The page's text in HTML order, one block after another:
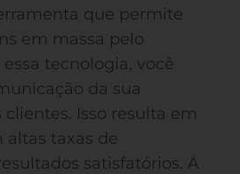
que permite
em massa pelo
tecnologia, você
da sua
Isso resulta em
altas taxas de
satisfatórios. A